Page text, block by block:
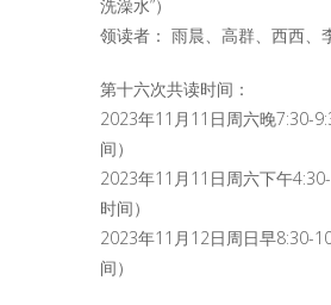
洗澡水”）
领读者： 雨晨、高群、西西、
第十六次共读时间：
2023年11月11日周六晚7:30-
间）
2023年11月11日周六下午
时间）
2023年11月12日周日早8:30-
间）